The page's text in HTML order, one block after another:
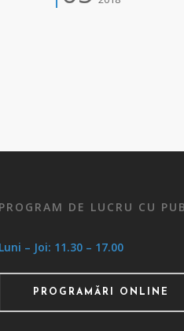
PROGRAM DE LUCRU CU
Luni – Joi: 11.30 – 17.00
PROGRAMĂRI ONLINE